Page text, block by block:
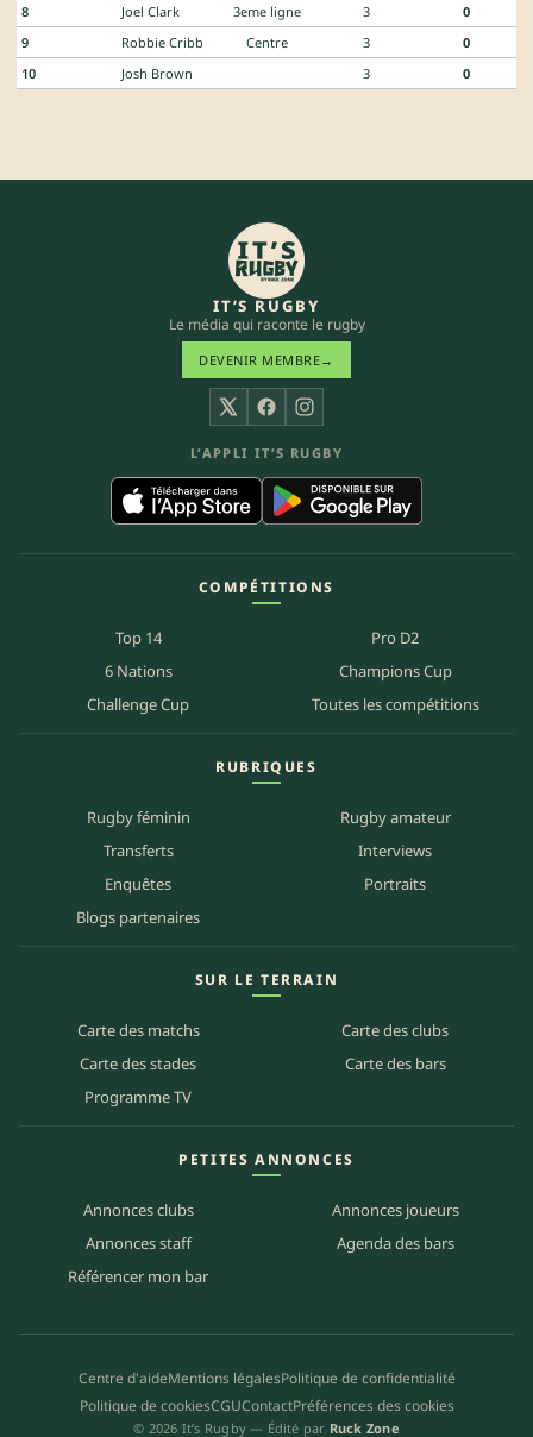
8
Joel Clark 3eme ligne 3
0
9
Robbie Cribb Centre 3
0
10
Josh Brown 3 0
IT’S RUGBY
Le média qui raconte le rugby
DEVENIR MEMBRE→
X FacebookInstagram
L’APPLI IT’S RUGBY
COMPÉTITIONS
Top 14
Pro D2
6 Nations
Champions Cup
Challenge Cup
Toutes les compétitions
RUBRIQUES
Rugby féminin
Rugby amateur
Transferts
Interviews
Enquêtes
Portraits
Blogs partenaires
SUR LE TERRAIN
Carte des matchs
Carte des clubs
Carte des stades
Carte des bars
Programme TV
PETITES ANNONCES
Annonces clubs
Annonces joueurs
Annonces staff
Agenda des bars
Référencer mon bar
Centre d'aideMentions légalesPolitique de confidentialité
Politique de cookiesCGUContactPréférences des cookies
© 2026 It’s Rugby — Édité par Ruck Zone